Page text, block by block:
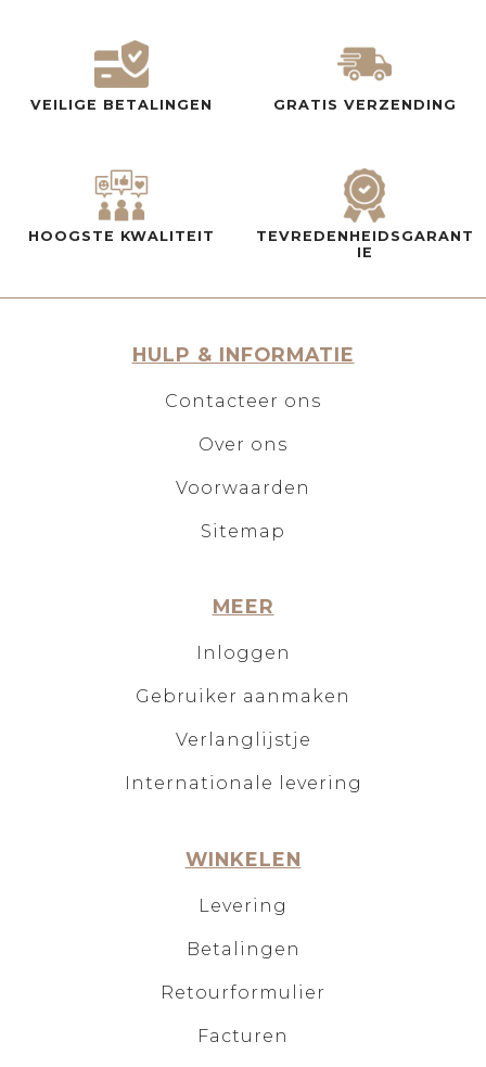
VEILIGE BETALINGEN GRATIS VERZENDING
HOOGSTE KWALITEIT
TEVREDENHEIDSGARANT
IE
HULP & INFORMATIE
Contacteer ons
Over ons
Voorwaarden
Sitemap
MEER
Inloggen
Gebruiker aanmaken
Verlanglijstje
Internationale levering
WINKELEN
Levering
Betalingen
Retourformulier
Facturen